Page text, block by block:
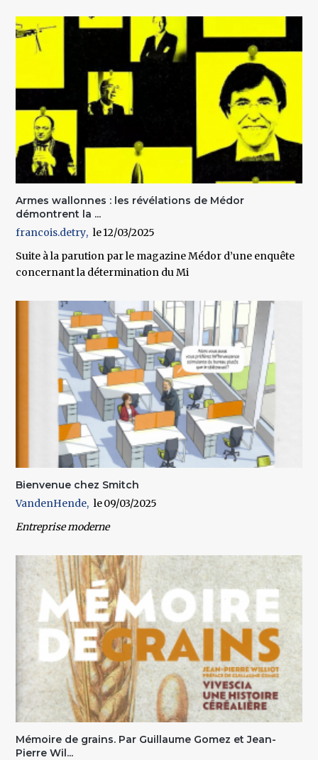
Armes wallonnes : les révélations de Médor
démontrent la ...
francois.detry
12/03/2025
Suite à la parution par le magazine Médor d’une enquête
concernant la détermination du Mi
Bienvenue chez Smitch
VandenHende
09/03/2025
Entreprise moderne
Mémoire de grains. Par Guillaume Gomez et Jean-
Pierre Wil...